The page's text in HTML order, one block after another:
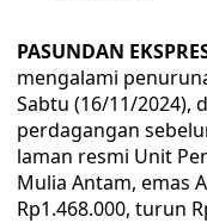
PASUNDAN
mengalami
Sabtu (16/11/2024),
perdagangan
laman resmi Unit
Mulia Antam, emas
Rp1.468.000, turun